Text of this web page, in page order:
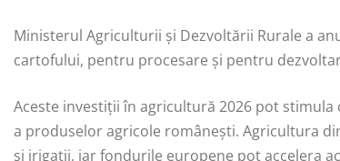
Ministerul Agriculturii și Dezvoltării Rurale a
cartofului, pentru procesare și pentru
Aceste investiții în agricultură 2026 pot
a produselor agricole românești. Agricultura
și irigații, iar fondurile europene pot accelera